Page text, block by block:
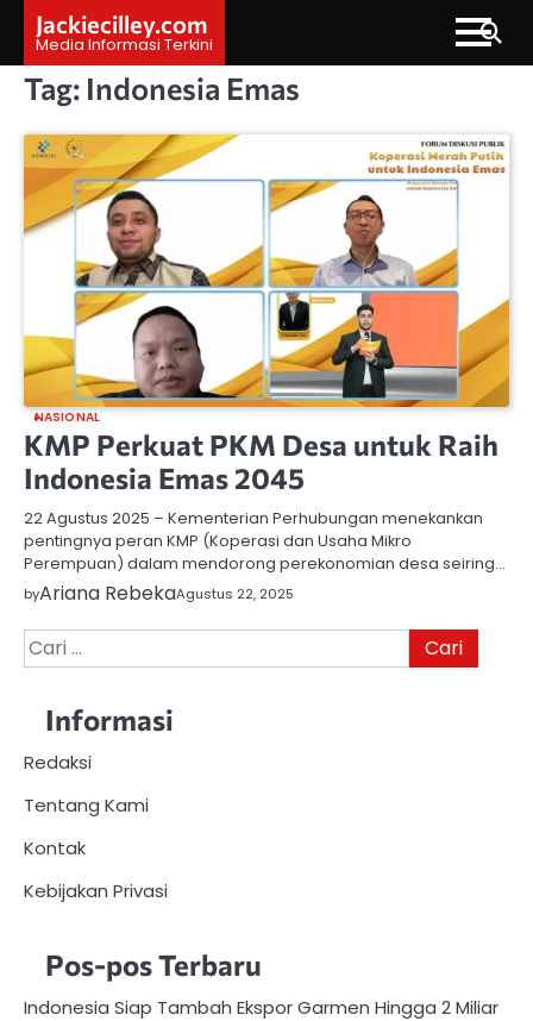
content
Jackiecilley.com
Media Informasi Terkini
Tag: Indonesia Emas
NASIONAL
KMP Perkuat PKM Desa untuk Raih
Indonesia Emas 2045
22 Agustus 2025 – Kementerian Perhubungan menekankan
pentingnya peran KMP (Koperasi dan Usaha Mikro
Perempuan) dalam mendorong perekonomian desa seiring…
byAriana RebekaAgustus 22, 2025
Cari
untuk:
Informasi
Redaksi
Tentang Kami
Kontak
Kebijakan Privasi
Pos-pos Terbaru
Indonesia Siap Tambah Ekspor Garmen Hingga 2 Miliar